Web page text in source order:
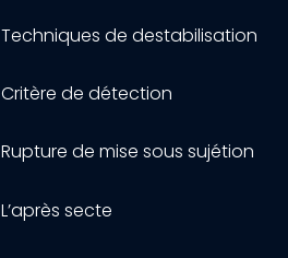
Techniques de destabilisation
Critère de détection
Rupture de mise sous sujétion
L’après secte